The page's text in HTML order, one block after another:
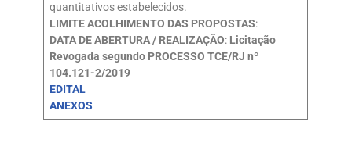
quantitativos estabelecidos.
LIMITE ACOLHIMENTO DAS PROPOSTAS:
DATA DE ABERTURA / REALIZAÇÃO: Licitação
Revogada segundo PROCESSO TCE/RJ nº
104.121-2/2019
EDITAL
ANEXOS